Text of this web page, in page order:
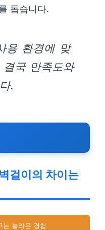
돕습니다.
용 환경에 맞
결국 만족도와
.
걸이의 차이는
는 놀라운 경험